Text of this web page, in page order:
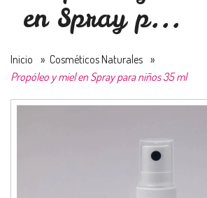
en Spray p...
Inicio » Cosméticos Naturales »
Propóleo y miel en Spray para niños 35 ml